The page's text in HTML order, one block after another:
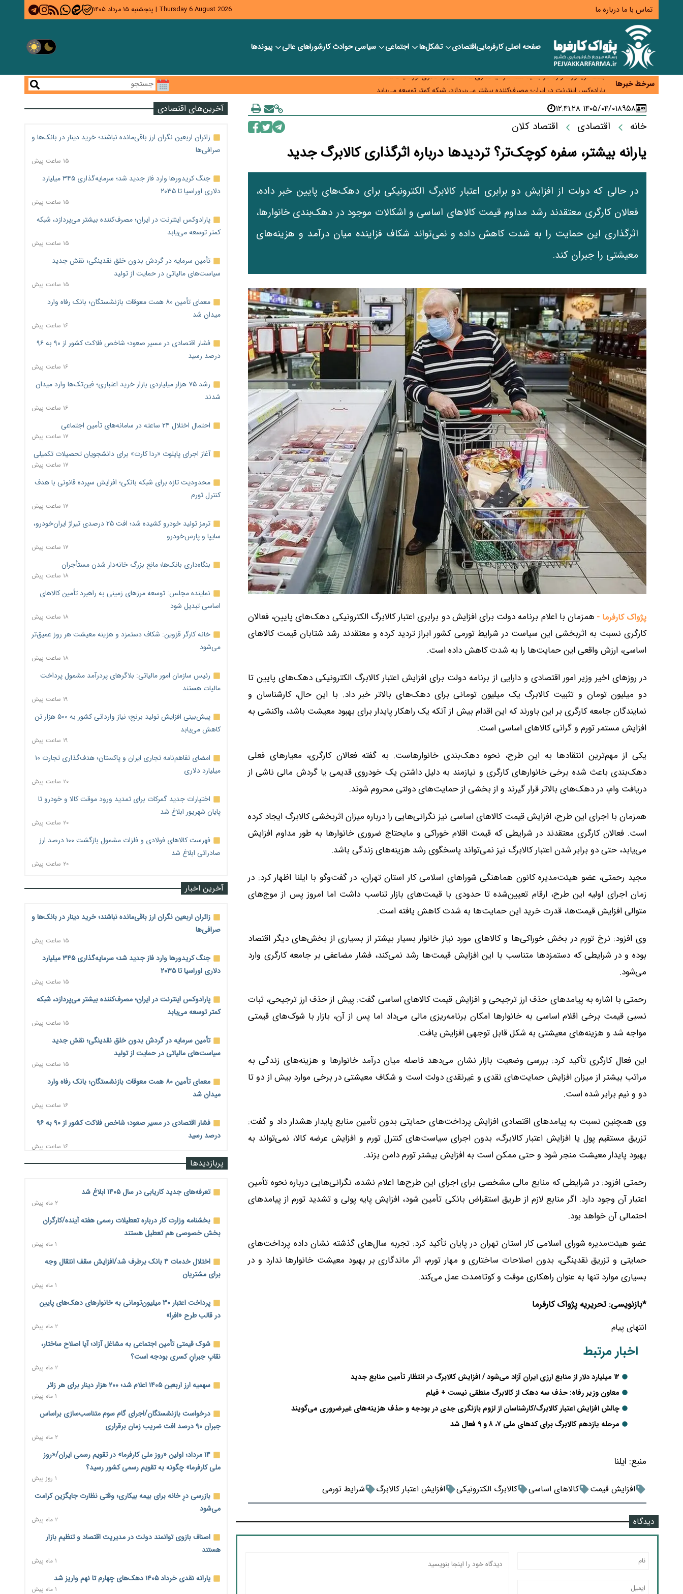
تماس با ما درباره ما Thursday 6 August 2026
| پنجشنبه ۱۵ مرداد ۱۴۰۵
صفحه اصلیکارفرماییاقتصادی تشکل‌ها اجتماعی سیاسیحوادث کارشورا‎های عالی پیوندها
سرخط خبرها
زائران اربعین نگران ارز باقی‌مانده نباشند؛ خرید دینار در بانک‌ها و صرافی‌ها
پارادوکس اینترنت در ایران؛ مصرف‌کننده بیشتر می‌پردازد، شبکه کمتر توسعه می‌یابد
معمای تأمین ۸۰ همت معوقات بازنشستگان؛ بانک رفاه وارد میدان شد
۸۹۵۸۱۴۰۵/۰۴/۰۱ ۱۲:۴۱:۲۸
خانه اقتصادی اقتصاد کلان
یارانه بیشتر، سفره کوچک‌تر؟ تردیدها درباره اثرگذاری کالابرگ جدید
در حالی که دولت از افزایش دو برابری اعتبار کالابرگ الکترونیکی برای دهک‌های پایین خبر داده،
فعالان کارگری معتقدند رشد مداوم قیمت کالاهای اساسی و اشکالات موجود در دهک‌بندی خانوارها،
اثرگذاری این حمایت را به شدت کاهش داده و نمی‌تواند شکاف فزاینده میان درآمد و هزینه‌های
معیشتی را جبران کند.
پژواک کارفرما - همزمان با اعلام برنامه دولت برای افزایش دو برابری اعتبار کالابرگ الکترونیکی دهک‌های پایین، فعالان
کارگری نسبت به اثربخشی این سیاست در شرایط تورمی کشور ابراز تردید کرده و معتقدند رشد شتابان قیمت کالاهای
اساسی، ارزش واقعی این حمایت‌ها را به شدت کاهش داده است.
در روزهای اخیر وزیر امور اقتصادی و دارایی از برنامه دولت برای افزایش اعتبار کالابرگ الکترونیکی دهک‌های پایین تا
دو میلیون تومان و تثبیت کالابرگ یک میلیون تومانی برای دهک‌های بالاتر خبر داد. با این حال، کارشناسان و
نمایندگان جامعه کارگری بر این باورند که این اقدام بیش از آنکه یک راهکار پایدار برای بهبود معیشت باشد، واکنشی به
افزایش مستمر تورم و گرانی کالاهای اساسی است.
یکی از مهم‌ترین انتقادها به این طرح، نحوه دهک‌بندی خانوارهاست. به گفته فعالان کارگری، معیارهای فعلی
دهک‌بندی باعث شده برخی خانوارهای کارگری و نیازمند به دلیل داشتن یک خودروی قدیمی یا گردش مالی ناشی از
دریافت وام، در دهک‌های بالاتر قرار گیرند و از بخشی از حمایت‌های دولتی محروم شوند.
همزمان با اجرای این طرح، افزایش قیمت کالاهای اساسی نیز نگرانی‌هایی را درباره میزان اثربخشی کالابرگ ایجاد کرده
است. فعالان کارگری معتقدند در شرایطی که قیمت اقلام خوراکی و مایحتاج ضروری خانوارها به طور مداوم افزایش
می‌یابد، حتی دو برابر شدن اعتبار کالابرگ نیز نمی‌تواند پاسخگوی رشد هزینه‌های زندگی باشد.
مجید رحمتی، عضو هیئت‌مدیره کانون هماهنگی شوراهای اسلامی کار استان تهران، در گفت‌وگو با ایلنا اظهار کرد: در
زمان اجرای اولیه این طرح، ارقام تعیین‌شده تا حدودی با قیمت‌های بازار تناسب داشت اما امروز پس از موج‌های
متوالی افزایش قیمت‌ها، قدرت خرید این حمایت‌ها به شدت کاهش یافته است.
وی افزود: نرخ تورم در بخش خوراکی‌ها و کالاهای مورد نیاز خانوار بسیار بیشتر از بسیاری از بخش‌های دیگر اقتصاد
بوده و در شرایطی که دستمزدها متناسب با این افزایش قیمت‌ها رشد نمی‌کند، فشار مضاعفی بر جامعه کارگری وارد
می‌شود.
رحمتی با اشاره به پیامدهای حذف ارز ترجیحی و افزایش قیمت کالاهای اساسی گفت: پیش از حذف ارز ترجیحی، ثبات
نسبی قیمت برخی اقلام اساسی به خانوارها امکان برنامه‌ریزی مالی می‌داد اما پس از آن، بازار با شوک‌های قیمتی
مواجه شد و هزینه‌های معیشتی به شکل قابل توجهی افزایش یافت.
این فعال کارگری تأکید کرد: بررسی وضعیت بازار نشان می‌دهد فاصله میان درآمد خانوارها و هزینه‌های زندگی به
مراتب بیشتر از میزان افزایش حمایت‌های نقدی و غیرنقدی دولت است و شکاف معیشتی در برخی موارد بیش از دو تا
دو و نیم برابر شده است.
وی همچنین نسبت به پیامدهای اقتصادی افزایش پرداخت‌های حمایتی بدون تأمین منابع پایدار هشدار داد و گفت:
تزریق مستقیم پول یا افزایش اعتبار کالابرگ، بدون اجرای سیاست‌های کنترل تورم و افزایش عرضه کالا، نمی‌تواند به
بهبود پایدار معیشت منجر شود و حتی ممکن است به افزایش بیشتر تورم دامن بزند.
رحمتی افزود: در شرایطی که منابع مالی مشخصی برای اجرای این طرح‌ها اعلام نشده، نگرانی‌هایی درباره نحوه تأمین
اعتبار آن وجود دارد. اگر منابع لازم از طریق استقراض بانکی تأمین شود، افزایش پایه پولی و تشدید تورم از پیامدهای
احتمالی آن خواهد بود.
عضو هیئت‌مدیره شورای اسلامی کار استان تهران در پایان تأکید کرد: تجربه سال‌های گذشته نشان داده پرداخت‌های
حمایتی و تزریق نقدینگی، بدون اصلاحات ساختاری و مهار تورم، اثر ماندگاری بر بهبود معیشت خانوارها ندارد و در
بسیاری موارد تنها به عنوان راهکاری موقت و کوتاه‌مدت عمل می‌کند.
*بازنویسی: تحریریه پژواک کارفرما
انتهای پیام
اخبار مرتبط
۱۲ میلیارد دلار از منابع ارزی ایران آزاد می‌شود / افزایش کالابرگ در انتظار تأمین منابع جدید
معاون وزیر رفاه: حذف سه دهک از کالابرگ منطقی نیست + فیلم
چالش افزایش اعتبار کالابرگ/کارشناسان از لزوم بازنگری جدی در بودجه و حذف هزینه‌های غیرضروری می‌گویند
مرحله یازدهم کالابرگ برای کدهای ملی ۷، ۸ و ۹ فعال شد
منبع: ایلنا
افزایش قیمت کالاهای اساسی کالابرگ‌ الکترونیکی افزایش اعتبار کالابرگ شرایط تورمی
دیدگاه
آخرین‌های اقتصادی
زائران اربعین نگران ارز باقی‌مانده نباشند؛ خرید دینار در بانک‌ها و
صرافی‌ها
۱۵ ساعت پیش
جنگ کریدورها وارد فاز جدید شد؛ سرمایه‌گذاری ۳۴۵ میلیارد
دلاری اوراسیا تا ۲۰۳۵
۱۵ ساعت پیش
پارادوکس اینترنت در ایران؛ مصرف‌کننده بیشتر می‌پردازد، شبکه
کمتر توسعه می‌یابد
۱۵ ساعت پیش
تأمین سرمایه در گردش بدون خلق نقدینگی؛ نقش جدید
سیاست‌های مالیاتی در حمایت از تولید
۱۵ ساعت پیش
معمای تأمین ۸۰ همت معوقات بازنشستگان؛ بانک رفاه وارد
میدان شد
۱۶ ساعت پیش
فشار اقتصادی در مسیر صعود؛ شاخص فلاکت کشور از ۹۰ به ۹۶
درصد رسید
۱۶ ساعت پیش
رشد ۷۵ هزار میلیاردی بازار خرید اعتباری؛ فین‌تک‌ها وارد میدان
شدند
۱۶ ساعت پیش
احتمال اختلال ۲۴ ساعته در سامانه‌های تأمین اجتماعی
۱۷ ساعت پیش
آغاز اجرای پایلوت «ردا کارت» برای دانشجویان تحصیلات تکمیلی
۱۷ ساعت پیش
محدودیت تازه برای شبکه بانکی؛ افزایش سپرده قانونی با هدف
کنترل تورم
۱۷ ساعت پیش
ترمز تولید خودرو کشیده شد؛ افت ۲۵ درصدی تیراژ ایران‌خودرو،
سایپا و پارس‌خودرو
۱۷ ساعت پیش
بنگاه‌داری بانک‌ها؛ مانع بزرگ خانه‌دار شدن مستأجران
۱۸ ساعت پیش
نماینده مجلس: توسعه مرزهای زمینی به راهبرد تأمین کالاهای
اساسی تبدیل شود
۱۸ ساعت پیش
خانه کارگر قزوین: شکاف دستمزد و هزینه معیشت هر روز عمیق‌تر
می‌شود
۱۸ ساعت پیش
رئیس سازمان امور مالیاتی: بلاگرهای پردرآمد مشمول پرداخت
مالیات هستند
۱۹ ساعت پیش
پیش‌بینی افزایش تولید برنج؛ نیاز وارداتی کشور به ۵۰۰ هزار تن
کاهش می‌یابد
۱۹ ساعت پیش
امضای تفاهم‌نامه تجاری ایران و پاکستان؛ هدف‌گذاری تجارت ۱۰
میلیارد دلاری
۲۰ ساعت پیش
اختیارات جدید گمرکات برای تمدید ورود موقت کالا و خودرو تا
پایان شهریور ابلاغ شد
۲۰ ساعت پیش
فهرست کالاهای فولادی و فلزات مشمول بازگشت ۱۰۰ درصد ارز
صادراتی ابلاغ شد
۲۰ ساعت پیش
آخرین اخبار
زائران اربعین نگران ارز باقی‌مانده نباشند؛ خرید دینار در بانک‌ها و
صرافی‌ها
۱۵ ساعت پیش
جنگ کریدورها وارد فاز جدید شد؛ سرمایه‌گذاری ۳۴۵ میلیارد
دلاری اوراسیا تا ۲۰۳۵
۱۵ ساعت پیش
پارادوکس اینترنت در ایران؛ مصرف‌کننده بیشتر می‌پردازد، شبکه
کمتر توسعه می‌یابد
۱۵ ساعت پیش
تأمین سرمایه در گردش بدون خلق نقدینگی؛ نقش جدید
سیاست‌های مالیاتی در حمایت از تولید
۱۵ ساعت پیش
معمای تأمین ۸۰ همت معوقات بازنشستگان؛ بانک رفاه وارد
میدان شد
۱۶ ساعت پیش
فشار اقتصادی در مسیر صعود؛ شاخص فلاکت کشور از ۹۰ به ۹۶
درصد رسید
۱۶ ساعت پیش
رشد ۷۵ هزار میلیاردی بازار خرید اعتباری؛ فین‌تک‌ها وارد میدان
۱۷ ساعت پیش
آغاز اجرای پایلوت «ردا کارت» برای دانشجویان تحصیلات تکمیلی
محدودیت تازه برای شبکه بانکی؛ افزایش سپرده قانونی با هدف
کنترل تورم
ترمز تولید خودرو کشیده شد؛ افت ۲۵ درصدی تیراژ ایران‌خودرو،
سایپا و پارس‌خودرو
بنگاه‌داری بانک‌ها؛ مانع بزرگ خانه‌دار شدن مستأجران
نماینده مجلس: توسعه مرزهای زمینی به راهبرد تأمین کالاهای
اساسی تبدیل شود
خانه کارگر قزوین: شکاف دستمزد و هزینه معیشت هر روز عمیق‌تر
می‌شود
رئیس سازمان امور مالیاتی: بلاگرهای پردرآمد مشمول پرداخت
مالیات هستند
پیش‌بینی افزایش تولید برنج؛ نیاز وارداتی کشور به ۵۰۰ هزار تن
کاهش می‌یابد
میلیارد دلاری
اختیارات جدید گمرکات برای تمدید ورود موقت کالا و خودرو تا
پربازدیدها
تعرفه‌های جدید کاریابی در سال ۱۴۰۵ ابلاغ شد
۲ ماه پیش
بخشنامه وزارت کار درباره تعطیلات رسمی هفته آینده/کارگران
بخش خصوصی هم تعطیل هستند
۱ ماه پیش
اختلال خدمات ۴ بانک برطرف شد/افزایش سقف انتقال وجه
برای مشتریان
۱ ماه پیش
پرداخت اعتبار ۳۰ میلیون‌تومانی به خانوارهای دهک‌های پایین
در قالب طرح «افرا»
۲ ماه پیش
شوک قیمتی تأمین اجتماعی به مشاغل آزاد؛ آیا اصلاح ساختار،
نقابِ جبرانِ کسری بودجه است؟
۲ ماه پیش
سهمیه ارز اربعین ۱۴۰۵ اعلام شد؛ ۲۰۰ هزار دینار برای هر زائر
۱ ماه پیش
درخواست بازنشستگان/اجرای گام سوم متناسب‌سازی براساس
جبران ۹۰ درصد افت ضریب زمان برقراری
۲ ماه پیش
۱۴ مرداد؛ اولین «روز ملی کارفرما» در تقویم رسمی ایران/«روز
ملی کارفرما» چگونه به تقویم رسمی کشور رسید؟
۱ روز پیش
بازرسی درِ خانه برای بیمه بیکاری؛ وقتی نظارت جایگزین کرامت
می‌شود
۲ ماه پیش
اصناف بازوی توانمند دولت در مدیریت اقتصاد و تنظیم بازار
هستند
۱ ماه پیش
یارانه نقدی خرداد ۱۴۰۵ دهک‌های چهارم تا نهم واریز شد
۱ ماه پیش